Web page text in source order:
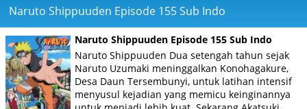
Naruto Shippuuden Episode 155 Sub Indo
Naruto Shippuuden Episode 155 Sub Indo
Naruto Shippuuden Dua setengah tahun sejak
Naruto Uzumaki meninggalkan Konohagakure,
Desa Daun Tersembunyi, untuk latihan intensif
menyusul kejadian yang memicu keinginannya